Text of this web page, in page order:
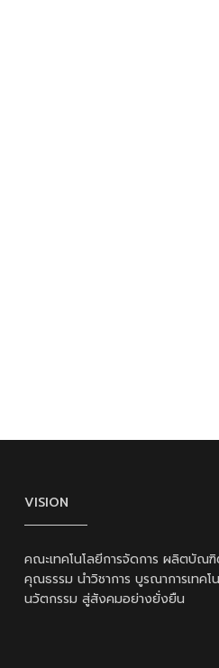
VISION
คณะเทคโนโลยีการจัดการ ผลิตบัณ
คุณธรรม นำวิชาการ บูรณาการเทคโ
นวัตกรรม สู่สังคมอย่างยั่งยืน